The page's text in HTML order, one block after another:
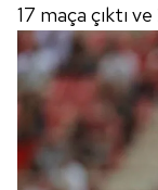
17 maça çıktı